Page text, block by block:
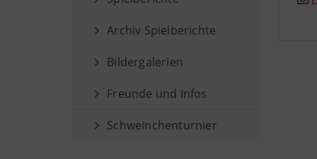
Archiv Spielberichte
Bildergalerien
Freunde und Infos
Schweinchenturnier